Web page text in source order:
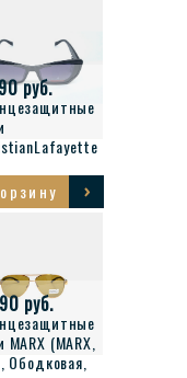
Ободковая,
Черный,
руб.
MARX (MARX,
Ободковая,
руб.